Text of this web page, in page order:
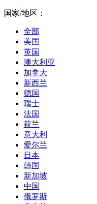
国家/地区：
全部
美国
英国
澳大利亚
加拿大
新西兰
德国
瑞士
法国
荷兰
意大利
爱尔兰
日本
韩国
新加坡
中国
俄罗斯